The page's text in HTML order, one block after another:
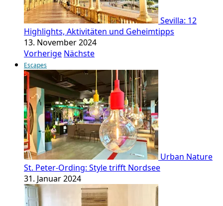
Sevilla: 12
Highlights, Aktivitäten und Geheimtipps
13. November 2024
Vorherige Nächste
Escapes
Urban Nature
St. Peter-Ording: Style trifft Nordsee
31. Januar 2024